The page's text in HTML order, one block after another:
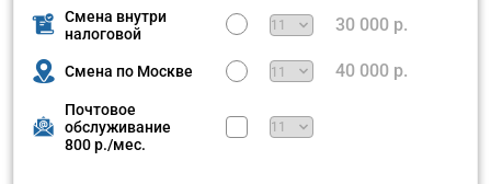
Смена внутри
налоговой
30 000 р.
Смена по Москве 40 000 р.
Почтовое
обслуживание
800 р./мес.